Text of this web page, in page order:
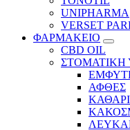
UNIPHARMA
VERSET
ΦΑΡΜΑΚΕΙΟ
CBD OIL
ΣΤΟΜΑΤΙΚΗ
ΑΦΘΕΣ